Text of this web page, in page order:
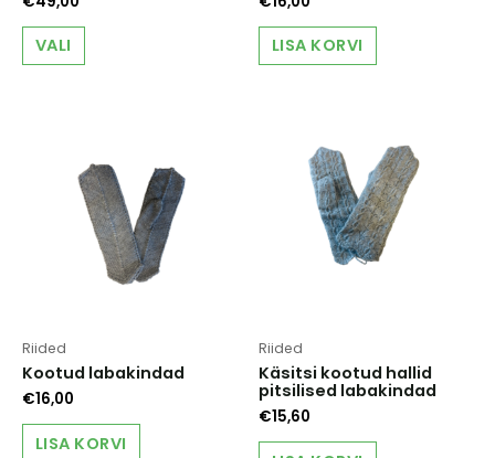
VALI
This
has
options
may
be
chosen
on
the
LISA KORVI
Riided
Kootud labakindad
€16,00
LISA KORVI
Riided
Käsitsi kootud hallid
pitsilised labakindad
€15,60